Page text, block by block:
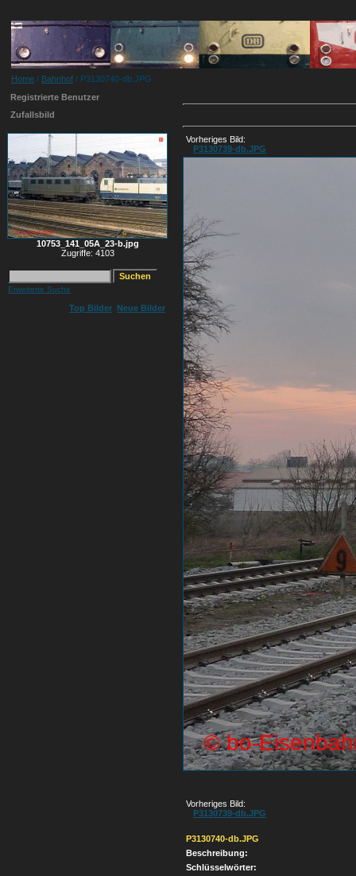
Home / Bahnhof / P3130740-db.JPG
Registrierte Benutzer
Zufallsbild
10753_141_05A_23-b.jpg
Zugriffe: 4103
Erweiterte Suche
Top Bilder Neue Bilder
Vorheriges Bild:
P3130739-db.JPG
Vorheriges Bild:
P3130739-db.JPG
P3130740-db.JPG
Beschreibung:
Schlüsselwörter: